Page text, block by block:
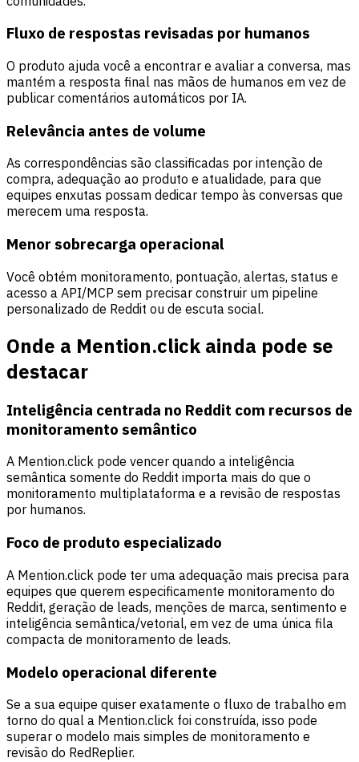
Fluxo de respostas revisadas por humanos
O produto ajuda você a encontrar e avaliar a conversa, mas
mantém a resposta final nas mãos de humanos em vez de
publicar comentários automáticos por IA.
Relevância antes de volume
As correspondências são classificadas por intenção de
compra, adequação ao produto e atualidade, para que
equipes enxutas possam dedicar tempo às conversas que
merecem uma resposta.
Menor sobrecarga operacional
Você obtém monitoramento, pontuação, alertas, status e
acesso a API/MCP sem precisar construir um pipeline
personalizado de Reddit ou de escuta social.
Onde a Mention.click ainda pode se
destacar
Inteligência centrada no Reddit com recursos de
monitoramento semântico
A Mention.click pode vencer quando a inteligência
semântica somente do Reddit importa mais do que o
monitoramento multiplataforma e a revisão de respostas
por humanos.
Foco de produto especializado
A Mention.click pode ter uma adequação mais precisa para
equipes que querem especificamente monitoramento do
Reddit, geração de leads, menções de marca, sentimento e
inteligência semântica/vetorial, em vez de uma única fila
compacta de monitoramento de leads.
Modelo operacional diferente
Se a sua equipe quiser exatamente o fluxo de trabalho em
torno do qual a Mention.click foi construída, isso pode
superar o modelo mais simples de monitoramento e
revisão do RedReplier.